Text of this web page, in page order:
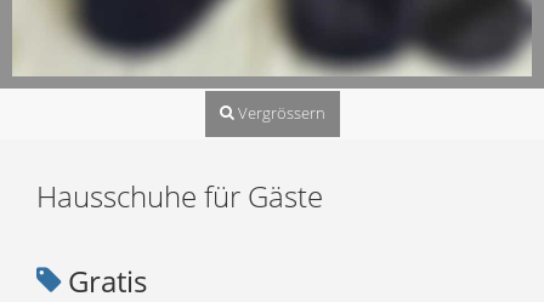
Vergrössern
Hausschuhe für Gäste
Gratis